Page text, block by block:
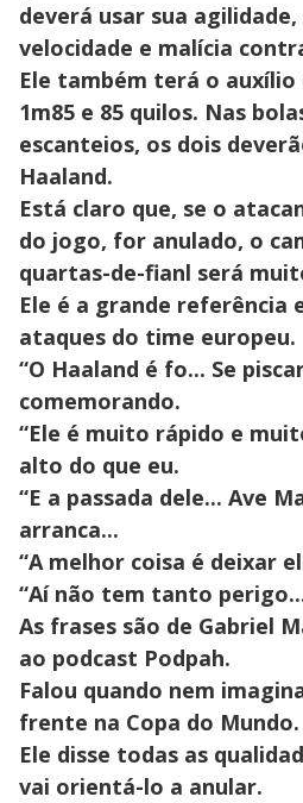
deverá usar sua
velocidade e malícia
Ele também terá o auxílio
1m85 e 85 quilos. Nas
escanteios, os dois
Haaland.
Está claro que, se o
do jogo, for anulado, o
quartas-de-fianl será
Ele é a grande referência
ataques do time europeu.
“O Haaland é fo... Se
comemorando.
“Ele é muito rápido e
alto do que eu.
“E a passada dele... Ave
arranca...
“A melhor coisa é deixar
“Aí não tem tanto
As frases são de Gabriel
ao podcast Podpah.
Falou quando nem
frente na Copa do Mundo.
Ele disse todas as
vai orientá-lo a anular.